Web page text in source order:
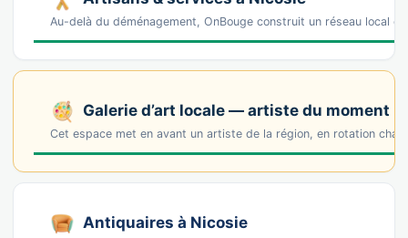
Au-delà du déménagement, OnBouge construit un réseau local
Galerie d’art locale — artiste du moment
Cet espace met en avant un artiste de la région, en rotation
Antiquaires à Nicosie